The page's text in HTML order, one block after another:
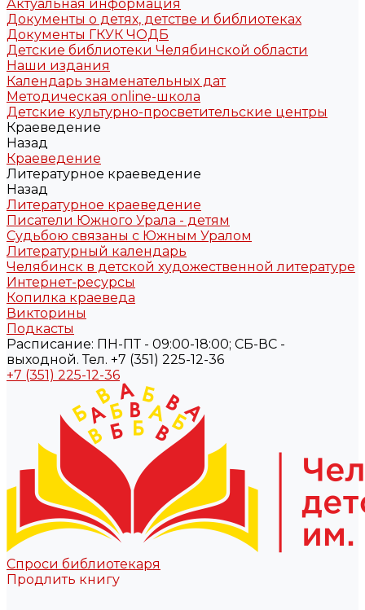
Актуальная информация
Документы о детях, детстве и библиотеках
Документы ГКУК ЧОДБ
Детские библиотеки Челябинской области
Наши издания
Календарь знаменательных дат
Методическая online-школа
Детские культурно-просветительские центры
Краеведение
Назад
Краеведение
Литературное краеведение
Назад
Литературное краеведение
Писатели Южного Урала - детям
Судьбою связаны с Южным Уралом
Литературный календарь
Челябинск в детской художественной литературе
Интернет-ресурсы
Копилка краеведа
Викторины
Подкасты
Расписание: ПН-ПТ - 09:00-18:00; СБ-ВС -
выходной. Тел. +7 (351) 225-12-36
+7 (351) 225-12-36
Спроси библиотекаря
Продлить книгу